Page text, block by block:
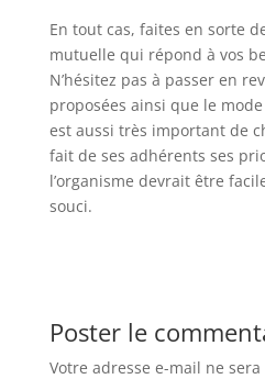
En tout cas, faites en sorte
mutuelle qui répond à vos
N’hésitez pas à passer en
proposées ainsi que le
est aussi très important de
fait de ses adhérents ses
l’organisme devrait être
souci.
Poster le
Votre adresse e-mail ne